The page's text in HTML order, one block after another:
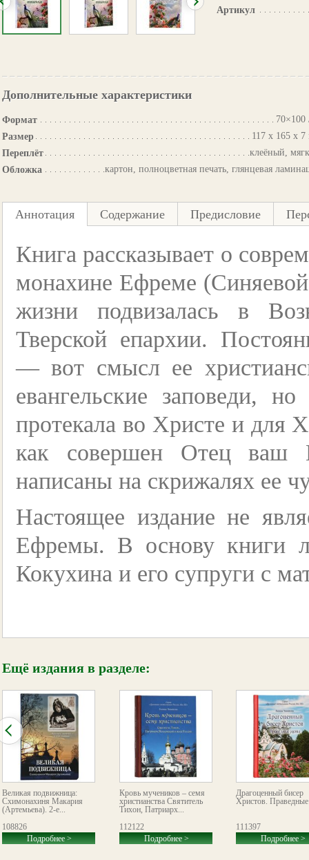
Артикул
Дополнительные характеристики
Формат
70×100
Размер
117 х 165 х
Переплёт
клеёный,
Обложка
картон, полноцветная печать, глянцевая
Аннотация Содержание Предисловие
Книга рассказывает о
монахине Ефреме
жизни подвизалась в
Тверской епархии.
— вот смысл ее
евангельские заповеди,
протекала во Христе и для
как совершен Отец
написаны на скрижалях ее
Настоящее издание не
Ефремы. В основу книги
Кокухина и его супруги с
Ещё издания в разделе:
Великая подвижница:
Схимонахиня Макария
(Артемьева). 2-е...
108826
Подробнее >
Кровь мучеников – семя
христианства Святитель
Тихон, Патриарх...
112122
Подробнее >
Драгоценный бисер
Христов.
111397
Подробнее >